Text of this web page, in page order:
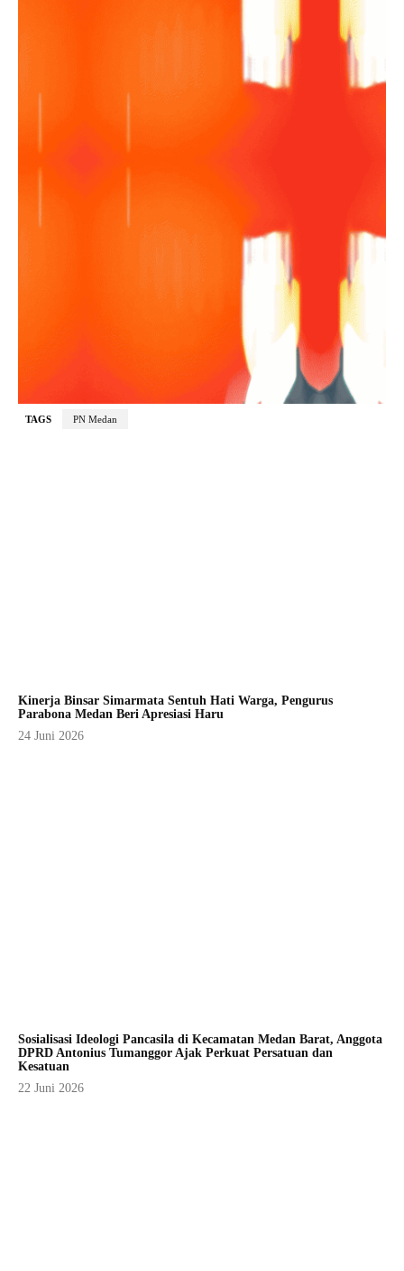
TAGS PN Medan
Kinerja Binsar Simarmata Sentuh Hati Warga, Pengurus
Parabona Medan Beri Apresiasi Haru
24 Juni 2026
Sosialisasi Ideologi Pancasila di Kecamatan Medan Barat, Anggota
DPRD Antonius Tumanggor Ajak Perkuat Persatuan dan
Kesatuan
22 Juni 2026